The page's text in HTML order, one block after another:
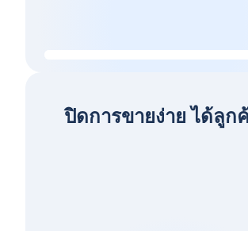
ปิดการขายง่าย ได้ลูก